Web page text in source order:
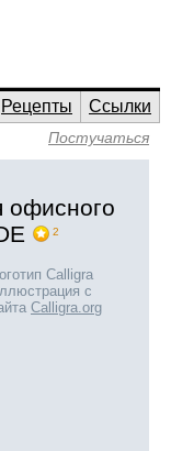
Рецепты
Ссылки
Постучаться
офисного
2
Calligra
с
Calligra.org